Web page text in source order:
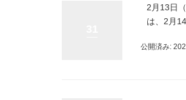
2月13日
は、2月
公開済み: